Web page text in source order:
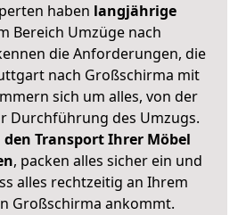
haben langjährige
Bereich Umzüge nach
die Anforderungen, die
nach Großschirma mit
sich um alles, von der
Durchführung des Umzugs.
Transport Ihrer Möbel
, packen alles sicher ein und
alles rechtzeitig an Ihrem
Großschirma ankommt.